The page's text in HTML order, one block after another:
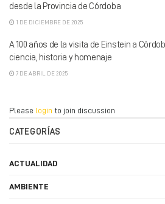
desde la Provincia de Córdoba
1 DE DICIEMBRE DE 2025
A 100 años de la visita de Einstein a
ciencia, historia y homenaje
7 DE ABRIL DE 2025
Please login to join discussion
CATEGORÍAS
ACTUALIDAD
AMBIENTE